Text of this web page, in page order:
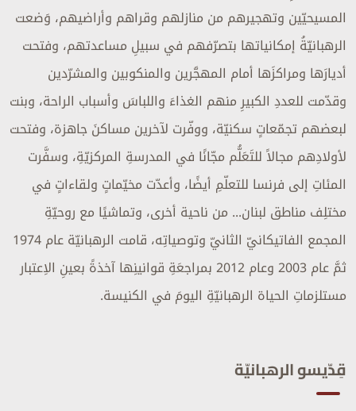
المسيحيّين وتهجيرهم من منازلهم وقراهم وأراضيهم، وَضعت
الرهبانيّةُ إمكانياتها بتصرّفهم في سبيلِ مساعدتهم، وفتحت
أديارَها ومراكزَها أمام المهجَّرين والمنكوبين والمشرّدين
وقدّمت للعددِ الكبيرِ منهم الغذاءَ واللباسَ وأسباب الراحة، وبنت
لبعضهم تجمّعاتٍ سكنيّة، ووفّرت لآخرين مساكنَ جاهزة، وفتحت
لأولادِهم مجالاً للتَعَلُّم مجّانًا في المدرسةِ المركزيّةِ، وسفَّرت
المئاتِ إلى فرنسا للتعلّمِ أيضًا، وأعدّت مخيّماتٍ ولقاءاتٍ في
مختلِف مناطق لبنان... من ناحية أخرى، وتماشيًا مع روحيّةِ
المجمع الفاتيكانيّ الثانيّ وتوصياتِه، قامت الرهبانيّة عام 1974
ثمَّ عام 2003 وعام 2012 بمراجعَةِ قوانينِها آخذةً بعينِ الاِعتبار
مستلزماتِ الحياة الرهبانيّةِ اليومَ في الكنيسة.
قِدّيسو الرهبانيّة